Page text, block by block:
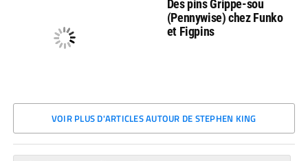
Des pins Grippe-sou
(Pennywise) chez Funko
et Figpins
VOIR PLUS D'ARTICLES AUTOUR DE STEPHEN KING